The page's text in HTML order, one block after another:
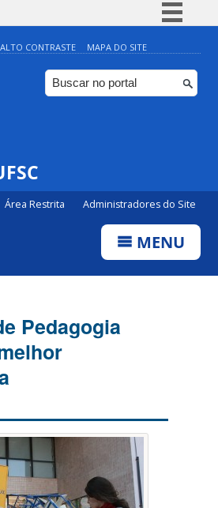
Simplifique!
Comunica BR
Participe
ALTO CONTRASTE MAPA DO SITE
Área Restrita Administradores do Site
MENU
Pedagogia